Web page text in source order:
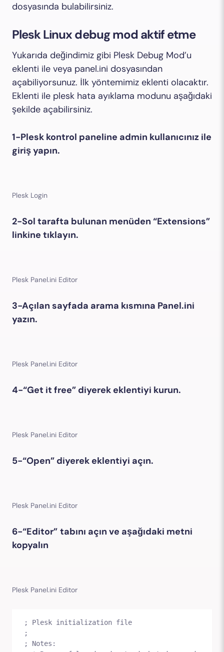
dosyasında bulabilirsiniz.
Plesk Linux debug mod aktif etme
Yukarıda değindimiz gibi Plesk Debug Mod’u
eklenti ile veya panel.ini dosyasından
açabiliyorsunuz. İlk yöntemimiz eklenti olacaktır.
Eklenti ile plesk hata ayıklama modunu aşağıdaki
şekilde açabilirsiniz.
1-Plesk kontrol paneline admin kullanıcınız ile
giriş yapın.
Plesk Login
2-Sol tarafta bulunan menüden “Extensions”
linkine tıklayın.
Plesk Panel.ini Editor
3-Açılan sayfada arama kısmına Panel.ini
yazın.
Plesk Panel.ini Editor
4-“Get it free” diyerek eklentiyi kurun.
Plesk Panel.ini Editor
5-“Open” diyerek eklentiyi açın.
Plesk Panel.ini Editor
6-“Editor” tabını açın ve aşağıdaki metni
kopyalın
Plesk Panel.ini Editor
; Plesk initialization file
;
; Notes: